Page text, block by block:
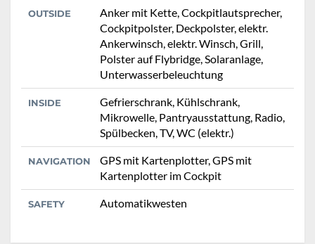
OUTSIDE
Anker mit Kette, Cockpitlautsprecher,
Cockpitpolster, Deckpolster, elektr.
Ankerwinsch, elektr. Winsch, Grill,
Polster auf Flybridge, Solaranlage,
Unterwasserbeleuchtung
INSIDE
Gefrierschrank, Kühlschrank,
Mikrowelle, Pantryausstattung, Radio,
Spülbecken, TV, WC (elektr.)
NAVIGATION
GPS mit Kartenplotter, GPS mit
Kartenplotter im Cockpit
SAFETY Automatikwesten